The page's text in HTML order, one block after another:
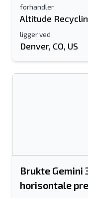
forhandler
Altitude
ligger ved
Denver, CO, US
Brukte
horisontale